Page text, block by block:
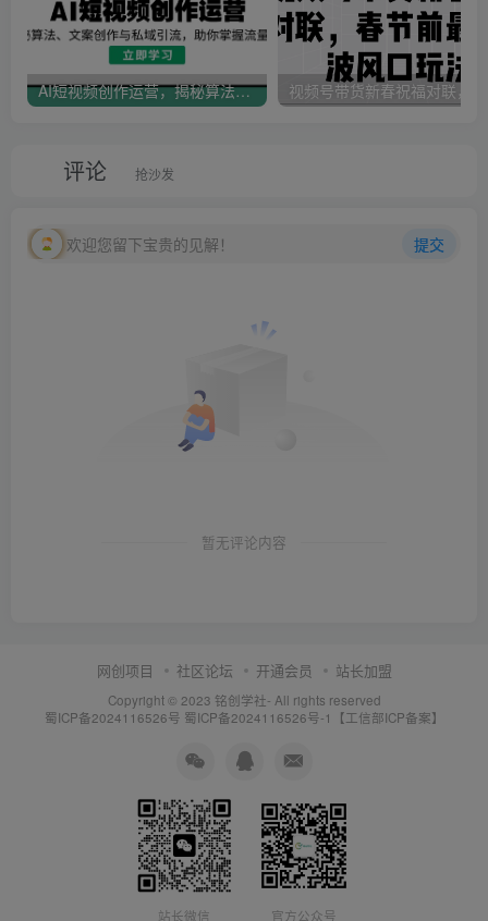
AI短视频创作运营，揭秘算法、文案创作与私域引流，助你掌握流量密码
评论 抢沙发
欢迎您留下宝贵的见解！ 提交
暂无评论内容
网创项目 社区论坛 开通会员 站长加盟
Copyright © 2023 铭创学社- All rights reserved
蜀ICP备2024116526号 蜀ICP备2024116526号-1【工信部ICP备案】
站长微信 官方公众号